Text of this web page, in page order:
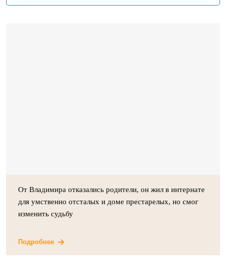
От Владимира отказались родители, он жил в интернате
для умственно отсталых и доме престарелых, но смог
изменить судьбу
Подробнее